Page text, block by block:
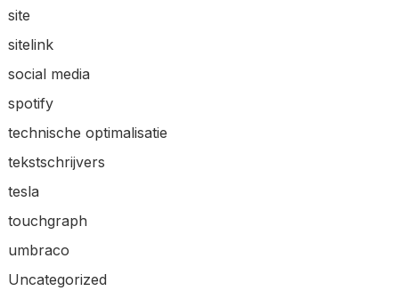
site
sitelink
social media
spotify
technische optimalisatie
tekstschrijvers
tesla
touchgraph
umbraco
Uncategorized